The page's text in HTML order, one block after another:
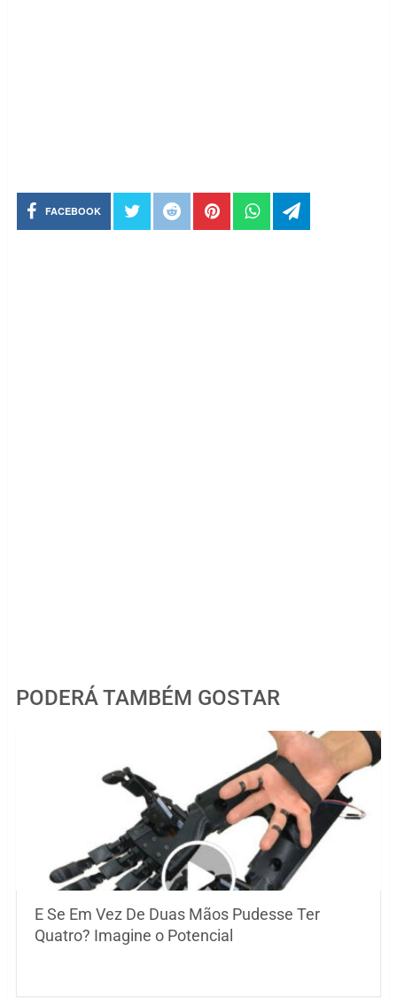
FACEBOOK
PODERÁ TAMBÉM GOSTAR
E Se Em Vez De Duas Mãos Pudesse Ter
Quatro? Imagine o Potencial